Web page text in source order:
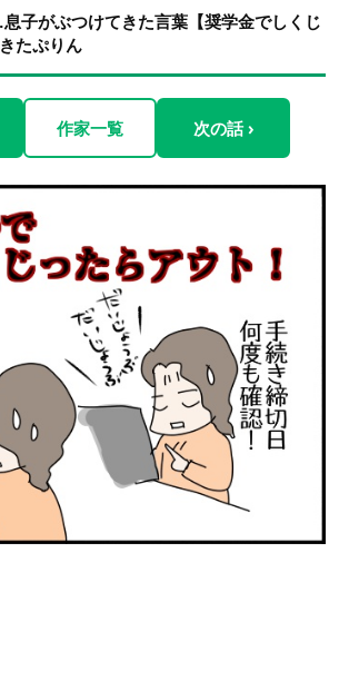
子がぶつけてきた言葉【奨学金でしくじ
たぷりん
作家一覧 次の話 ›